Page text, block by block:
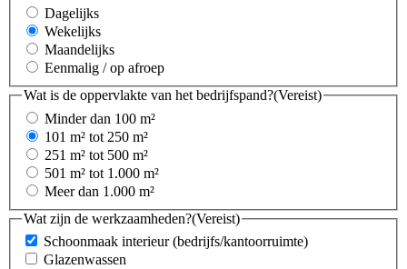
Dagelijks
Wekelijks
Maandelijks
Eenmalig / op afroep
Wat is de oppervlakte van het bedrijfspand?(Vereist)
Minder dan 100 m²
101 m² tot 250 m²
251 m² tot 500 m²
501 m² tot 1.000 m²
Meer dan 1.000 m²
Wat zijn de werkzaamheden?(Vereist)
Schoonmaak interieur (bedrijfs/kantoorruimte)
Glazenwassen